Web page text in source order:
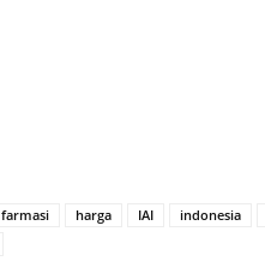
farmasi harga IAI indonesia